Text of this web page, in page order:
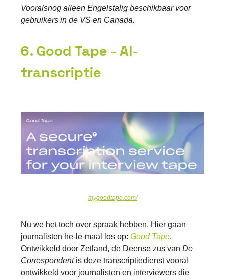
Vooralsnog alleen Engelstalig beschikbaar voor
gebruikers in de VS en Canada.
6. Good Tape - AI-
transcriptie
mygoodtape.com/
Nu we het toch over spraak hebben. Hier gaan
journalisten he-le-maal los op: Good Tape.
Ontwikkeld door Zetland, de Deense zus van De
Correspondentis deze transcriptiedienst vooral
ontwikkeld voor journalisten en interviewers die